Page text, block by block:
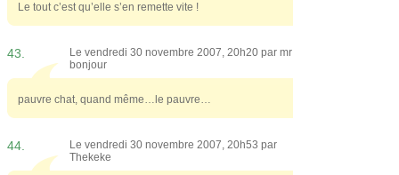
Le tout c’est qu’elle s’en remette vite !
43. Le vendredi 30 novembre 2007, 20h20 par mr
bonjour
pauvre chat, quand même…le pauvre…
44.
Le vendredi 30 novembre 2007, 20h53 par
Thekeke